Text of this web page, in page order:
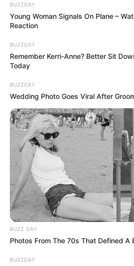
BUZZDAY
Young Woman Signals On Plane –
Reaction
BUZZDAY
Remember Kerri-Anne? Better Sit
Today
BUZZDAY
Wedding Photo Goes Viral After
BUZZ DAY
Photos From The 70s That Defined A
BUZZDAY